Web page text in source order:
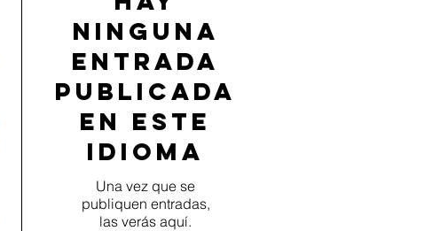
ninguna
entrada
publicada
en este
idioma
Una vez que se
publiquen entradas,
las verás aquí.